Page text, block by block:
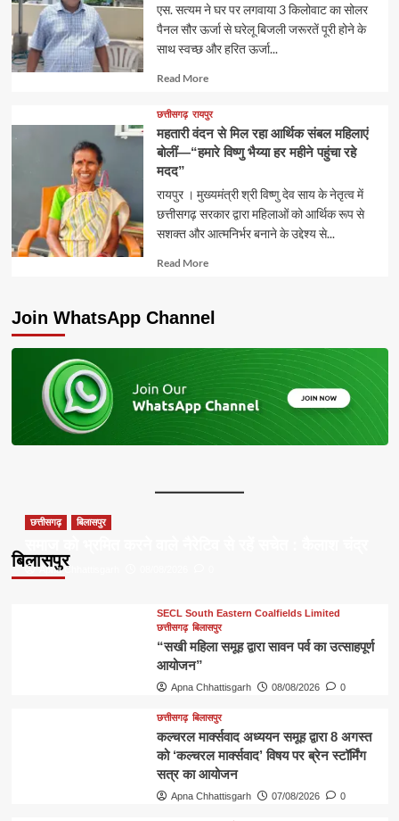
एस. सत्यम ने घर पर लगवाया 3 किलोवाट का सोलर
पैनल सौर ऊर्जा से घरेलू बिजली जरूरतें पूरी होने के
साथ स्वच्छ और हरित ऊर्जा...
Read MoreRead
about
छत्तीसगढ़ रायपुर
महतारी वंदन से मिल रहा आर्थिक संबल महिलाएं
बोलीं—“हमारे विष्णु भैय्या हर महीने पहुंचा रहे
मदद”
रायपुर । मुख्यमंत्री श्री विष्णु देव साय के नेतृत्व में
छत्तीसगढ़ सरकार द्वारा महिलाओं को आर्थिक रूप से
सशक्त और आत्मनिर्भर बनाने के उद्देश्य से...
Read MoreRead
Join WhatsApp Channel
बिलासपुर
छत्तीसगढ़ बिलासपुर
Apna Chhattisgarh
SECL South Eastern Coalfields Limited
छत्तीसगढ़ बिलासपुर
“सखी महिला समूह द्वारा सावन पर्व का उत्साहपूर्ण
आयोजन”
Apna Chhattisgarh 08/08/2026 0
छत्तीसगढ़ बिलासपुर
कल्चरल मार्क्सवाद अध्ययन समूह द्वारा 8 अगस्त
को ‘कल्चरल मार्क्सवाद’ विषय पर ब्रेन स्टॉर्मिंग
सत्र का आयोजन
Apna Chhattisgarh 07/08/2026 0